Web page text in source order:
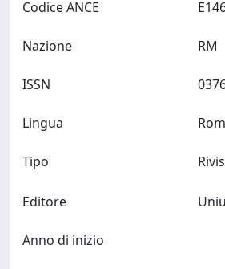
Codice ANCE
Nazione
ISSN
Lingua
Tipo
Editore
Anno di inizio